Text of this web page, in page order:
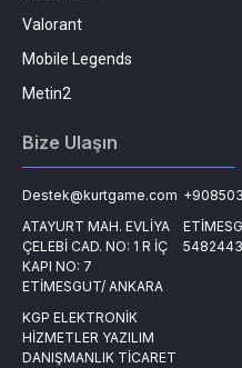
Valorant
Mobile Legends
Metin2
Bize Ulaşın
Destek@kurtgame.com
ATAYURT MAH. EVLİYA
ÇELEBİ CAD. NO: 1 R İÇ
KAPI NO: 7
ETİMESGUT/ ANKARA
KGP ELEKTRONİK
HİZMETLER YAZILIM
DANIŞMANLIK TİCARET